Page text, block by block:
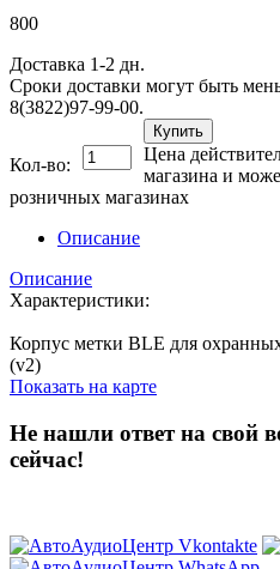
800
Доставка 1-2 дн.
Сроки доставки могут быть
8(3822)97-99-00.
Кол-во:
Купить
Цена
магазина и
розничных магазинах
Описание
Описание
Характеристики:
Корпус метки BLE для
(v2)
Показать на карте
Не нашли ответ на свой
сейчас!